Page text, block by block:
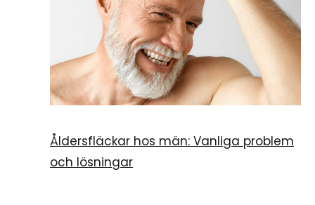
Åldersfläckar hos män: Vanliga problem
och lösningar